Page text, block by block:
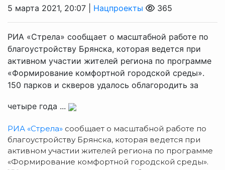
5 марта 2021, 20:07 | Нацпроекты 365
РИА «Стрела» сообщает о масштабной работе по
благоустройству Брянска, которая ведется при
активном участии жителей региона по программе
«Формирование комфортной городской среды».
150 парков и скверов удалось облагородить за
четыре года ...
РИА «Стрела» сообщает о масштабной работе по
благоустройству Брянска, которая ведется при
активном участии жителей региона по программе
«Формирование комфортной городской среды».